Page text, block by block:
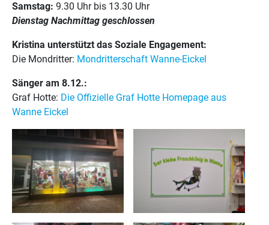
Samstag: 9.30 Uhr bis 13.30 Uhr
Dienstag Nachmittag geschlossen
Kristina unterstützt das Soziale Engagement:
Die Mondritter: Mondritterschaft Wanne-Eickel
Sänger am 8.12.:
Graf Hotte: Die Offizielle Graf Hotte Homepage aus
Wanne Eickel